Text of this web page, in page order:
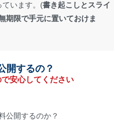
ています。(書き起こしとスライ
期限で手元に置いておけま
開するの？
安心してください
公開するのか？